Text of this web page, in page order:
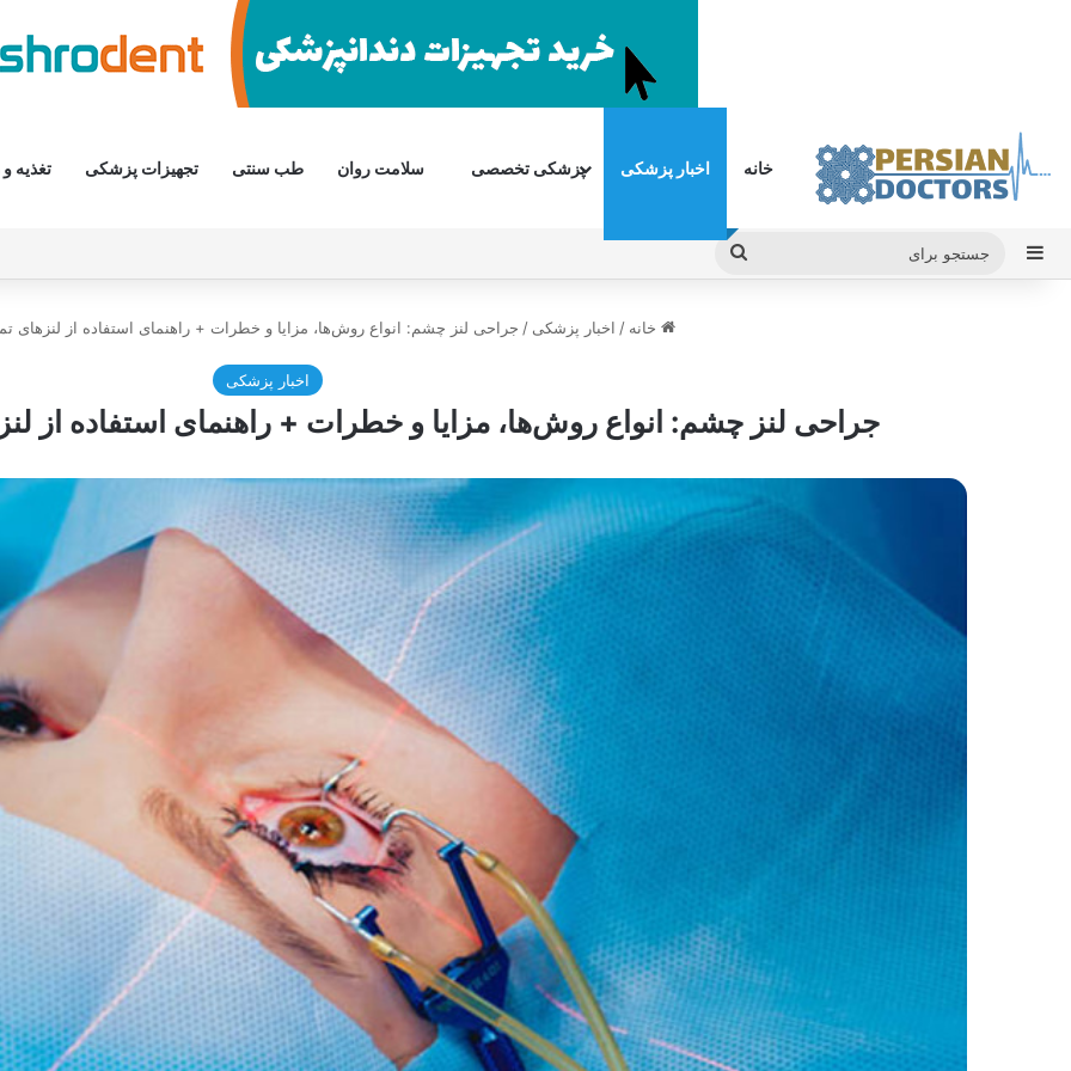
خانه اخبار پزشکی پزشکی تخصصی سلامت روان طب سنتی تجهیزات پزشکی تغذیه
سایدبار
جستجو
خانه / اخبار پزشکی / جراحی لنز چشم: انواع روش‌ها، مزایا و خطرات + راهنمای استفاده از لنزهای
اخبار پزشکی
جراحی لنز چشم: انواع روش‌ها، مزایا و خطرات + راهنمای استفاده از